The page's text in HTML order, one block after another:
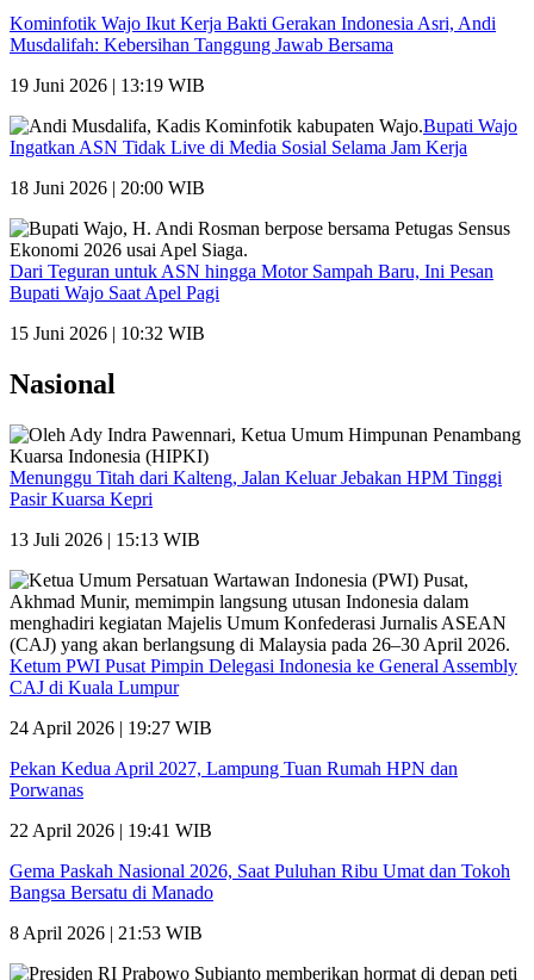
Kominfotik Wajo Ikut Kerja Bakti Gerakan Indonesia Asri, Andi
Musdalifah: Kebersihan Tanggung Jawab Bersama
19 Juni 2026 | 13:19 WIB
Bupati Wajo
Ingatkan ASN Tidak Live di Media Sosial Selama Jam Kerja
18 Juni 2026 | 20:00 WIB
Dari Teguran untuk ASN hingga Motor Sampah Baru, Ini Pesan
Bupati Wajo Saat Apel Pagi
15 Juni 2026 | 10:32 WIB
Nasional
Menunggu Titah dari Kalteng, Jalan Keluar Jebakan HPM Tinggi
Pasir Kuarsa Kepri
13 Juli 2026 | 15:13 WIB
Ketum PWI Pusat Pimpin Delegasi Indonesia ke General Assembly
CAJ di Kuala Lumpur
24 April 2026 | 19:27 WIB
Pekan Kedua April 2027, Lampung Tuan Rumah HPN dan
Porwanas
22 April 2026 | 19:41 WIB
Gema Paskah Nasional 2026, Saat Puluhan Ribu Umat dan Tokoh
Bangsa Bersatu di Manado
8 April 2026 | 21:53 WIB